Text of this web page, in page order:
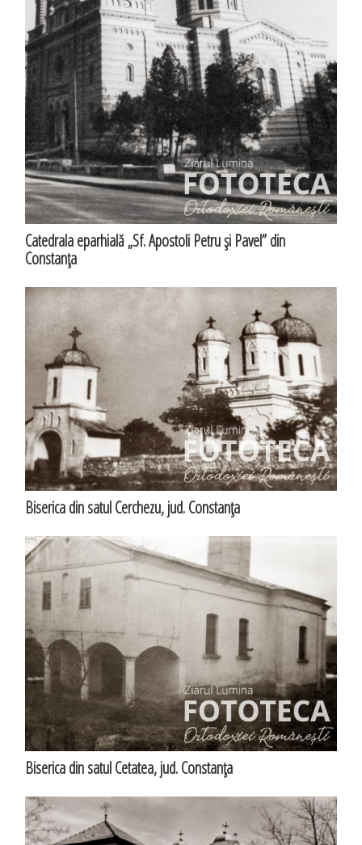
Catedrala eparhială „Sf. Apostoli Petru şi Pavel” din
Constanţa
Biserica din satul Cerchezu, jud. Constanţa
Biserica din satul Cetatea, jud. Constanţa